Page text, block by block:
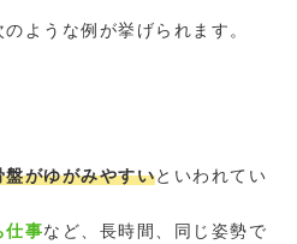
ような例が挙げられます。
がゆがみやすいといわれてい
仕事など、長時間、同じ姿勢で